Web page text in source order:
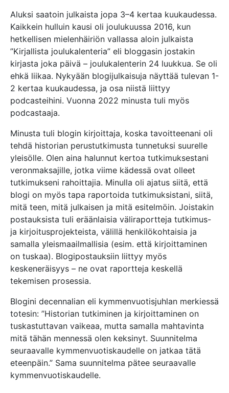
Aluksi saatoin julkaista jopa 3–4 kertaa kuukaudessa.
Kaikkein hulluin kausi oli joulukuussa 2016, kun
hetkellisen mielenhäiriön vallassa aloin julkaista
”Kirjallista joulukalenteria” eli bloggasin jostakin
kirjasta joka päivä – joulukalenterin 24 luukkua. Se oli
ehkä liikaa. Nykyään blogijulkaisuja näyttää tulevan 1-
2 kertaa kuukaudessa, ja osa niistä liittyy
podcasteihini. Vuonna 2022 minusta tuli myös
podcastaaja.
Minusta tuli blogin kirjoittaja, koska tavoitteenani oli
tehdä historian perustutkimusta tunnetuksi suurelle
yleisölle. Olen aina halunnut kertoa tutkimuksestani
veronmaksajille, jotka viime kädessä ovat olleet
tutkimukseni rahoittajia. Minulla oli ajatus siitä, että
blogi on myös tapa raportoida tutkimuksistani, siitä,
mitä teen, mitä julkaisen ja mitä esitelmöin. Joistakin
postauksista tuli eräänlaisia väliraportteja tutkimus-
ja kirjoitusprojekteista, välillä henkilökohtaisia ja
samalla yleismaailmallisia (esim. että kirjoittaminen
on tuskaa). Blogipostauksiin liittyy myös
keskeneräisyys – ne ovat raportteja keskellä
tekemisen prosessia.
Blogini decennalian eli kymmenvuotisjuhlan merkiessä
totesin: ”Historian tutkiminen ja kirjoittaminen on
tuskastuttavan vaikeaa, mutta samalla mahtavinta
mitä tähän mennessä olen keksinyt. Suunnitelma
seuraavalle kymmenvuotiskaudelle on jatkaa tätä
eteenpäin.” Sama suunnitelma pätee seuraavalle
kymmenvuotiskaudelle.